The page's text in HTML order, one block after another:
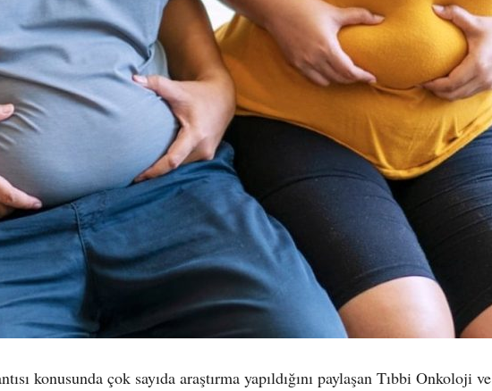
konusunda çok sayıda araştırma yapıldığını paylaşan Tıbbi Onkoloji ve